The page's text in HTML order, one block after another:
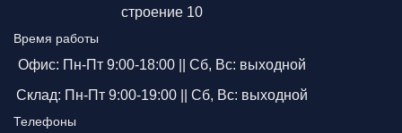
строение 10
Время работы
Офис: Пн-Пт 9:00-18:00 || Сб, Вс: выходной
Склад: Пн-Пт 9:00-19:00 || Сб, Вс: выходной
Телефоны